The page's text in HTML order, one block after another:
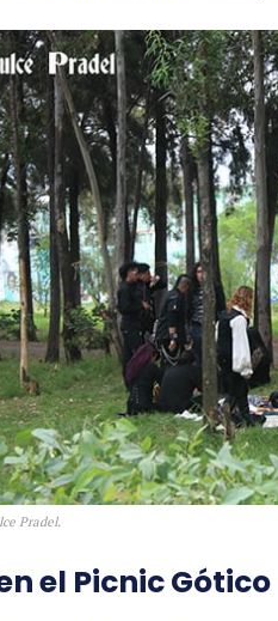
Pradel.
el Picnic Gótico